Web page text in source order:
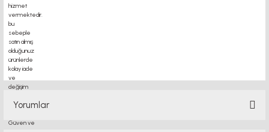
motor kaplin fiyatları, sigma profil, 3d yazıcı, kremayer dişli, 45x45 sigma profil,
stop, otomatik yağlama sistemleri, rulolu konveyör fiyatları, 12v 50a güç kaynağı,
2kw servo motor, 20x20 sigma profil, 20x20 sigma profil somunu, 22 5 180 sigma
alüminyum, 30*30 profil, 3d printer elektronik kit, 3d printer kit, 3d yazıcı fiyat,
40mm indüksiyonlu mil fiyatı, 40x80 sigma profil, 45x45 sigma profil fiyat, 45x90
sigma profil, 45 kw inverter,
Yorumlar